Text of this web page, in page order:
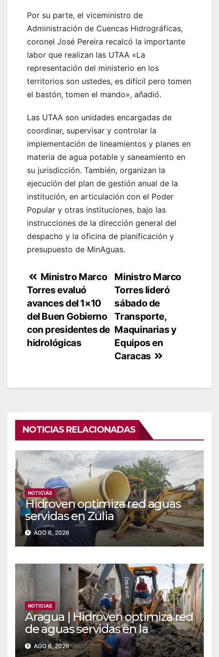
Por su parte, el viceministro de
Administración de Cuencas Hidrográficas,
coronel José Pereira recalcó la importante
labor que realizan las UTAA «La
representación del ministerio en los
territorios son ustedes, es difícil pero tomen
el bastón, tomen el mando», añadió.
Las UTAA son unidades encargadas de
coordinar, supervisar y controlar la
implementación de lineamientos y planes en
materia de agua potable y saneamiento en
su jurisdicción. También, organizan la
ejecución del plan de gestión anual de la
institución, en articulación con el Poder
Popular y otras instituciones, bajo las
instrucciones de la dirección general del
despacho y la oficina de planificación y
presupuesto de MinAguas.
Navegación
de
entradas
Ministro Marco
Torres lideró
sábado de
Transporte,
Maquinarias y
Equipos en
Caracas
Ministro Marco
Torres evaluó
avances del 1×10
del Buen Gobierno
con presidentes de
hidrológicas
NOTICIAS RELACIONADAS
NOTICIAS
Hidroven optimiza red aguas
servidas en Zulia
AGO 6, 2026
NOTICIAS
Aragua | Hidroven optimiza red
de aguas servidas en la
comunidad Doña Paula de
Maracay
AGO 6, 2026